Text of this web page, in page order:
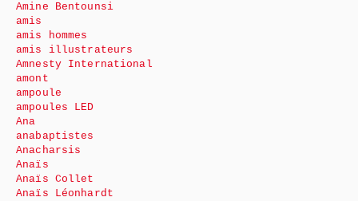
Amine Bentounsi
amis
amis hommes
amis illustrateurs
Amnesty International
amont
ampoule
ampoules LED
Ana
anabaptistes
Anacharsis
Anaïs
Anaïs Collet
Anaïs Léonhardt